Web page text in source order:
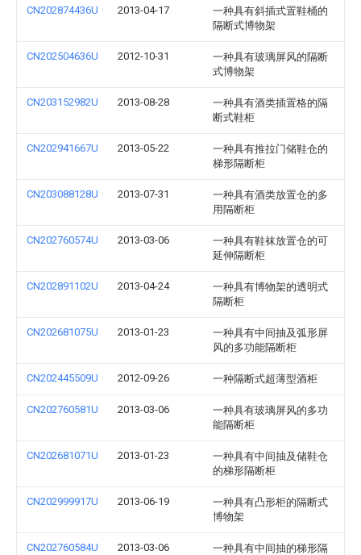
CN202874436U 2013-04-17
一种具有斜插式置鞋桶的
隔断式博物架
CN202504636U 2012-10-31
一种具有玻璃屏风的隔断
式博物架
CN203152982U 2013-08-28
一种具有酒类插置格的隔
断式鞋柜
CN202941667U 2013-05-22
一种具有推拉门储鞋仓的
梯形隔断柜
CN203088128U 2013-07-31
一种具有酒类放置仓的多
用隔断柜
CN202760574U 2013-03-06
一种具有鞋袜放置仓的可
延伸隔断柜
CN202891102U 2013-04-24
一种具有博物架的透明式
隔断柜
CN202681075U 2013-01-23
一种具有中间抽及弧形屏
风的多功能隔断柜
CN202445509U 2012-09-26 一种隔断式超薄型酒柜
CN202760581U 2013-03-06
一种具有玻璃屏风的多功
能隔断柜
CN202681071U 2013-01-23
一种具有中间抽及储鞋仓
的梯形隔断柜
CN202999917U 2013-06-19
一种具有凸形柜的隔断式
博物架
CN202760584U 2013-03-06
一种具有中间抽的梯形隔